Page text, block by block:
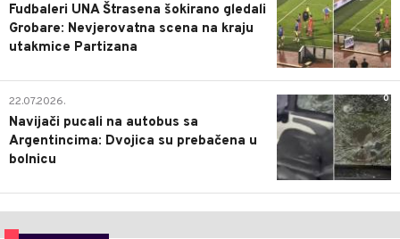
Fudbaleri UNA Štrasena šokirano gledali
Grobare: Nevjerovatna scena na kraju
utakmice Partizana
0
22.07.2026.
Navijači pucali na autobus sa
Argentincima: Dvojica su prebačena u
bolnicu